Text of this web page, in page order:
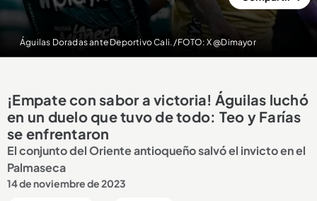
Águilas Doradas ante Deportivo Cali. /FOTO: X @Dimayor
¡Empate con sabor a victoria! Águilas luchó
en un duelo que tuvo de todo: Teo y Farías
se enfrentaron
El conjunto del Oriente antioqueño salvó el invicto en el
Palmaseca
14 de noviembre de 2023